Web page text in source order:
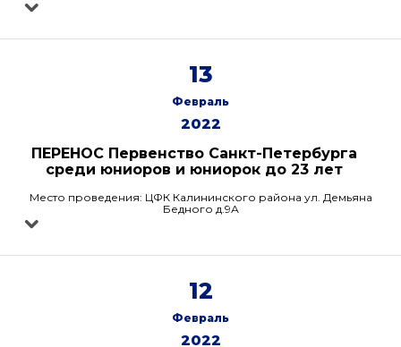
13
Февраль
2022
ПЕРЕНОС Первенство Санкт-Петербурга
среди юниоров и юниорок до 23 лет
Место проведения: ЦФК Калининского района ул. Демьяна
Бедного д.9А
12
Февраль
2022